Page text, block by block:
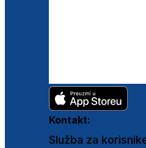
Kontakt:
Služba za